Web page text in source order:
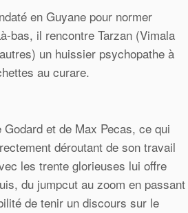
en Guyane pour normer
bas, il rencontre Tarzan (Vimala
un huissier psychopathe à
au curare.
et de Max Pecas, ce qui
déroutant de son travail
les trente glorieuses lui offre
du jumpcut au zoom en passant
de tenir un discours sur le